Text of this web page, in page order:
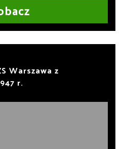
Warszawa z
r.